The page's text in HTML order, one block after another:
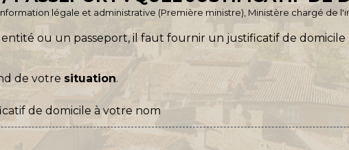
légale et administrative (Première ministre), Ministère chargé de
ou un passeport, il faut fournir un justificatif de domicile
de votre situation.
de domicile à votre nom